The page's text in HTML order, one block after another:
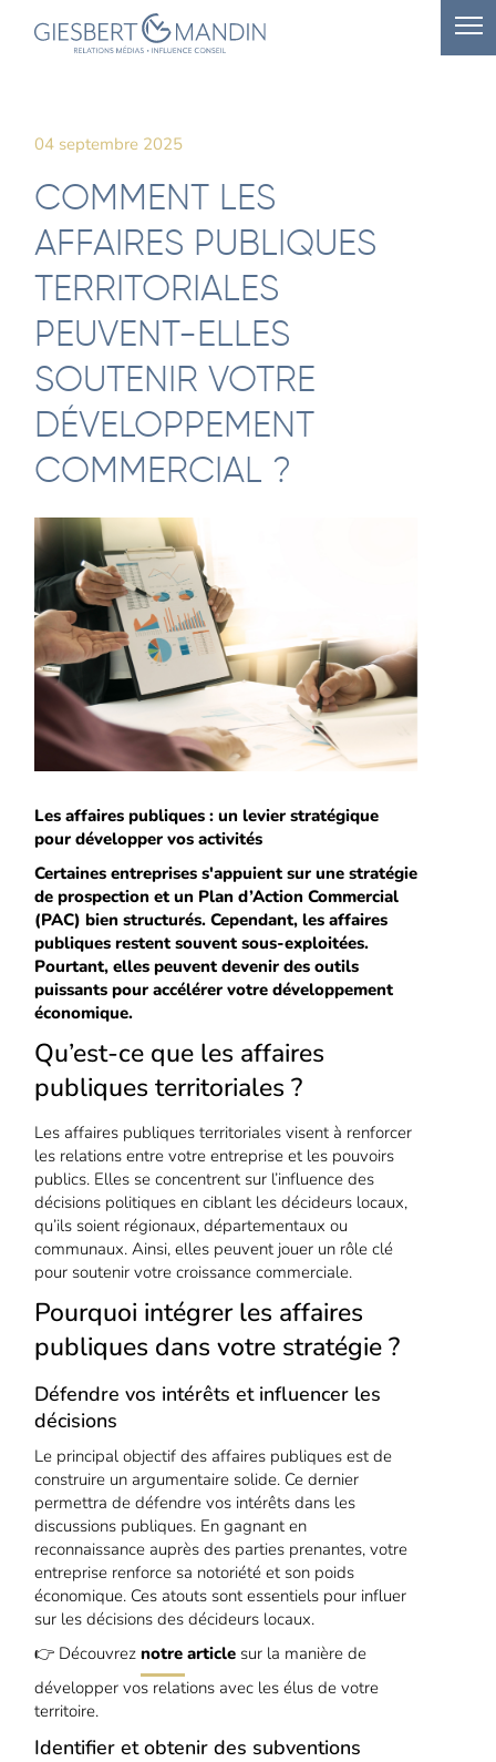
04 septembre 2025
COMMENT LES
AFFAIRES PUBLIQUES
TERRITORIALES
PEUVENT-ELLES
SOUTENIR VOTRE
DÉVELOPPEMENT
COMMERCIAL ?
Les affaires publiques : un levier stratégique
pour développer vos activités
Certaines entreprises s'appuient sur une stratégie
de prospection et un Plan d’Action Commercial
(PAC) bien structurés. Cependant, les affaires
publiques restent souvent sous-exploitées.
Pourtant, elles peuvent devenir des outils
puissants pour accélérer votre développement
économique.
Qu’est-ce que les affaires
publiques territoriales ?
Les affaires publiques territoriales visent à renforcer
les relations entre votre entreprise et les pouvoirs
publics. Elles se concentrent sur l’influence des
décisions politiques en ciblant les décideurs locaux,
qu’ils soient régionaux, départementaux ou
communaux. Ainsi, elles peuvent jouer un rôle clé
pour soutenir votre croissance commerciale.
Pourquoi intégrer les affaires
publiques dans votre stratégie ?
Défendre vos intérêts et influencer les
décisions
Le principal objectif des affaires publiques est de
construire un argumentaire solide. Ce dernier
permettra de défendre vos intérêts dans les
discussions publiques. En gagnant en
reconnaissance auprès des parties prenantes, votre
entreprise renforce sa notoriété et son poids
économique. Ces atouts sont essentiels pour influer
sur les décisions des décideurs locaux.
👉 Découvreznotre article sur la manière de
développer vos relations avec les élus de votre
territoire.
Identifier et obtenir des subventions